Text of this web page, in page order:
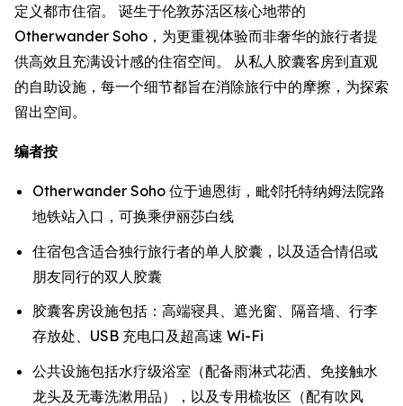
定义都市住宿。 诞生于伦敦苏活区核心地带的
Otherwander Soho，为更重视体验而非奢华的旅行者提
供高效且充满设计感的住宿空间。 从私人胶囊客房到直观
的自助设施，每一个细节都旨在消除旅行中的摩擦，为探索
留出空间。
编者按
Otherwander Soho 位于迪恩街，毗邻托特纳姆法院路
地铁站入口，可换乘伊丽莎白线
住宿包含适合独行旅行者的单人胶囊，以及适合情侣或
朋友同行的双人胶囊
胶囊客房设施包括：高端寝具、遮光窗、隔音墙、行李
存放处、USB 充电口及超高速 Wi-Fi
公共设施包括水疗级浴室（配备雨淋式花洒、免接触水
龙头及无毒洗漱用品），以及专用梳妆区（配有吹风